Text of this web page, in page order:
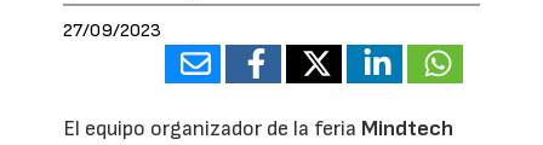
27/09/2023
El equipo organizador de la feria Mindtech